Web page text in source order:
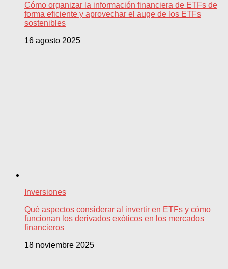
Cómo organizar la información financiera de ETFs de
forma eficiente y aprovechar el auge de los ETFs
sostenibles
16 agosto 2025
Inversiones
Qué aspectos considerar al invertir en ETFs y cómo
funcionan los derivados exóticos en los mercados
financieros
18 noviembre 2025